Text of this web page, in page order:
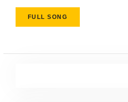
FULL SONG